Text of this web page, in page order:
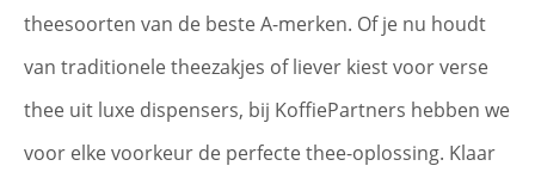
theesoorten van de beste A-merken. Of je nu houdt
van traditionele theezakjes of liever kiest voor verse
thee uit luxe dispensers, bij KoffiePartners hebben we
voor elke voorkeur de perfecte thee-oplossing. Klaar